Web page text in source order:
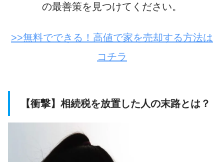
の最善策を見つけてください。
>>無料でできる！高値で家を売却する方法は
コチラ
【衝撃】相続税を放置した人の末路とは？